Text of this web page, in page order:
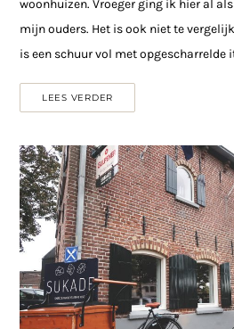
woonhuizen. Vroeger ging ik hier al
mijn ouders. Het is ook niet te
is een schuur vol met opgescharrelde
LEES VERDER